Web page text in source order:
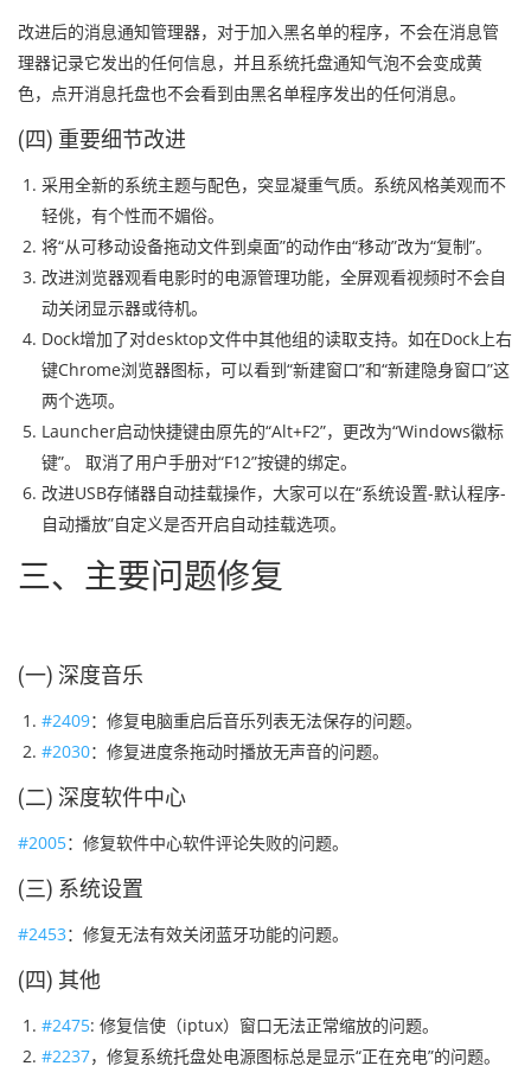
改进后的消息通知管理器，对于加入黑名单的程序，不会在消息管
理器记录它发出的任何信息，并且系统托盘通知气泡不会变成黄
色，点开消息托盘也不会看到由黑名单程序发出的任何消息。
(四) 重要细节改进
采用全新的系统主题与配色，突显凝重气质。系统风格美观而不
轻佻，有个性而不媚俗。
将“从可移动设备拖动文件到桌面”的动作由“移动”改为“复制”。
改进浏览器观看电影时的电源管理功能，全屏观看视频时不会自
动关闭显示器或待机。
Dock增加了对desktop文件中其他组的读取支持。如在Dock上右
键Chrome浏览器图标，可以看到“新建窗口”和“新建隐身窗口”这
两个选项。
Launcher启动快捷键由原先的“Alt+F2”，更改为“Windows徽标
键”。 取消了用户手册对“F12”按键的绑定。
改进USB存储器自动挂载操作，大家可以在“系统设置-默认程序-
自动播放”自定义是否开启自动挂载选项。
三、主要问题修复
(一) 深度音乐
#2409：修复电脑重启后音乐列表无法保存的问题。
#2030：修复进度条拖动时播放无声音的问题。
(二) 深度软件中心
#2005：修复软件中心软件评论失败的问题。
(三) 系统设置
#2453：修复无法有效关闭蓝牙功能的问题。
(四) 其他
#2475: 修复信使（iptux）窗口无法正常缩放的问题。
#2237，修复系统托盘处电源图标总是显示“正在充电”的问题。